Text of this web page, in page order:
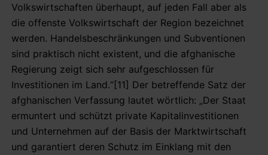
Volkswirtschaften überhaupt, auf jeden Fall aber als
die offenste Volkswirtschaft der Region bezeichnet
werden. Handelsbeschränkungen und Subventionen
sind praktisch nicht existent, und die afghanische
Regierung zeigt sich sehr aufgeschlossen für
Investitionen im Land.“[11] Der betreffende Satz der
afghanischen Verfassung lautet wörtlich: „Der Staat
ermuntert und schützt private Kapitalinvestitionen
und Unternehmen auf der Basis der Marktwirtschaft
und garantiert deren Schutz im Einklang mit den